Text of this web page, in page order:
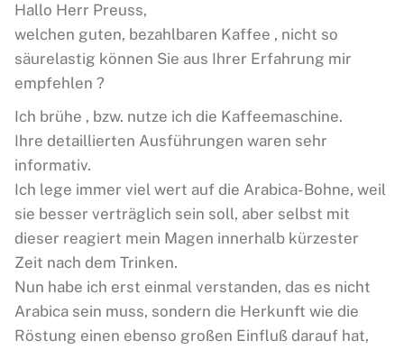
Hallo Herr Preuss,
welchen guten, bezahlbaren Kaffee , nicht so
säurelastig können Sie aus Ihrer Erfahrung mir
empfehlen ?
Ich brühe , bzw. nutze ich die Kaffeemaschine.
Ihre detaillierten Ausführungen waren sehr
informativ.
Ich lege immer viel wert auf die Arabica- Bohne, weil
sie besser verträglich sein soll, aber selbst mit
dieser reagiert mein Magen innerhalb kürzester
Zeit nach dem Trinken.
Nun habe ich erst einmal verstanden, das es nicht
Arabica sein muss, sondern die Herkunft wie die
Röstung einen ebenso großen Einfluß darauf hat,